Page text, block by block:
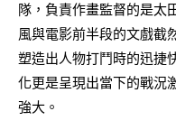
隊，負責作畫監督的是太
風與電影前半段的文戲截
塑造出人物打鬥時的迅捷
化更是呈現出當下的戰況
強大。